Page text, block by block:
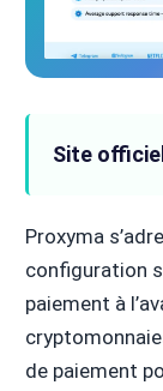
Site
Proxyma
configuration
paiement à
de paiement